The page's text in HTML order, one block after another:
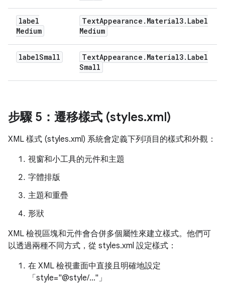
label
Medium
TextAppearance . Material3. Label
Medium
labelSmall TextAppearance . Material3. Label
Small
步驟 5：遷移樣式 (styles.xml)
XML 樣式 (styles.xml) 系統會定義下列項目的樣式和外觀：
視窗和小工具的元件和主題
字體排版
主題和重疊
形狀
XML 檢視區塊和元件會合併多個屬性來建立樣式。他們可
以透過兩種不同方式，從 styles.xml 設定樣式：
在 XML 檢視畫面中直接且明確地設定
「style="@style/..."」